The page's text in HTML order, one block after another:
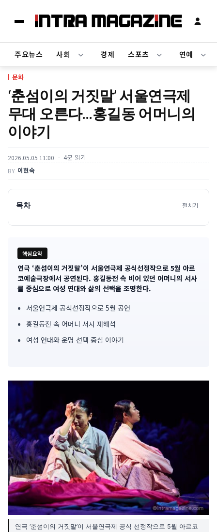
주요뉴스 사회 경제 스포츠 연예
문화
‘춘섬이의 거짓말’ 서울연극제
무대 오른다…홍길동 어머니의
이야기
2026.05.05 11:00 4분 읽기
BY 이현숙
목차 펼치기
핵심요약
기
사
핵
심
연극 ‘춘섬이의 거짓말’이 서울연극제 공식선정작으로 5월 아르
코예술극장에서 공연된다. 홍길동전 속 비어 있던 어머니의 서사
를 중심으로 여성 연대와 삶의 선택을 조명한다.
서울연극제 공식선정작으로 5월 공연
홍길동전 속 어머니 서사 재해석
여성 연대와 운명 선택 중심 이야기
연극 ‘춘섬이의 거짓말’이 서울연극제 공식 선정작으로 5월 아르코